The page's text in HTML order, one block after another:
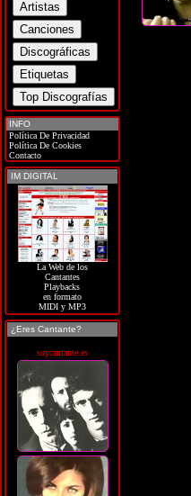
INFO
Política De Privacidad
Política De Cookies
Contacto
IM DIGITAL
La Web de los
Cantantes
Playbacks
en formato
MIDI y MP3
¿Eres Cantante?
soycantante.es